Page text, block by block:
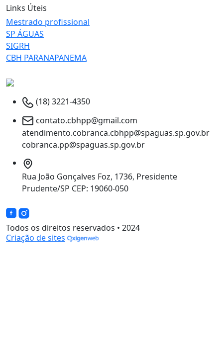
Links Úteis
Mestrado profissional
SP ÁGUAS
SIGRH
CBH PARANAPANEMA
(18) 3221-4350
contato.cbhpp@gmail.com
atendimento.cobranca.cbhpp@spaguas.sp.gov.br
cobranca.pp@spaguas.sp.gov.br
Rua João Gonçalves Foz, 1736, Presidente
Prudente/SP CEP: 19060-050
Todos os direitos reservados • 2024
Criação de sites